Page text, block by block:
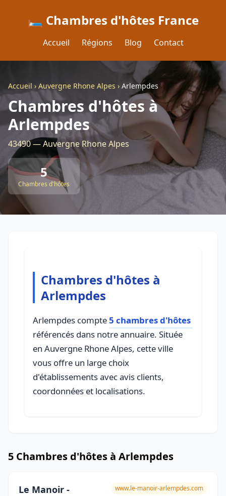
🛏️ Chambres d'hôtes France
Accueil Régions Blog Contact
Accueil › Auvergne Rhone Alpes › Arlempdes
Chambres d'hôtes à
Arlempdes
43490 — Auvergne Rhone Alpes
5
Chambres d'hôtes
Chambres d'hôtes à
Arlempdes
Arlempdes compte5 chambres d'hôtes
référencés dans notre annuaire. Située
en Auvergne Rhone Alpes, cette ville
vous offre un large choix
d'établissements avec avis clients,
coordonnées et localisations.
5 Chambres d'hôtes à Arlempdes
Le Manoir -
www.le-manoir-arlempdes.com